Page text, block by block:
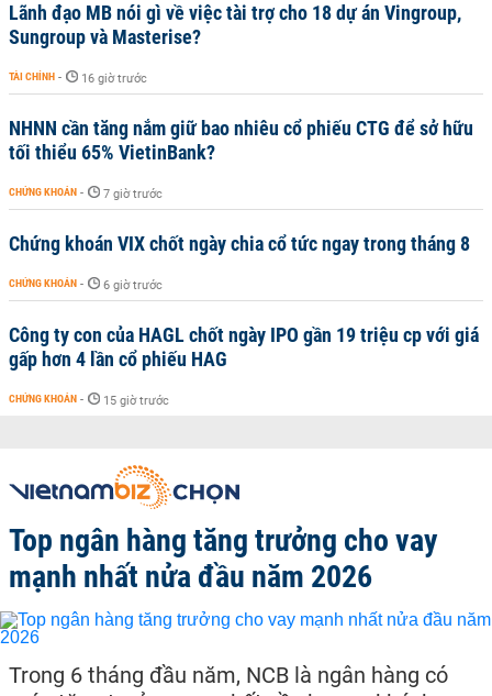
Lãnh đạo MB nói gì về việc tài trợ cho 18 dự án Vingroup,
Sungroup và Masterise?
TÀI CHÍNH - 16 giờ trước
NHNN cần tăng nắm giữ bao nhiêu cổ phiếu CTG để sở hữu
tối thiểu 65% VietinBank?
CHỨNG KHOÁN - 7 giờ trước
Chứng khoán VIX chốt ngày chia cổ tức ngay trong tháng 8
CHỨNG KHOÁN - 6 giờ trước
Công ty con của HAGL chốt ngày IPO gần 19 triệu cp với giá
gấp hơn 4 lần cổ phiếu HAG
CHỨNG KHOÁN - 15 giờ trước
Top ngân hàng tăng trưởng cho vay
mạnh nhất nửa đầu năm 2026
Trong 6 tháng đầu năm, NCB là ngân hàng có